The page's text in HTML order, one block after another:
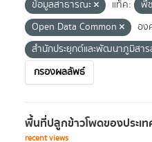
ข้อมูลสาธารณะ
แท็ค: พื
Open Data Common
อง
สำนักประยุกต์และพัฒนาภูมิสาร
กรองผลลัพธ์
พื้นที่ปลูกข้าวโพดของประเท
recent views